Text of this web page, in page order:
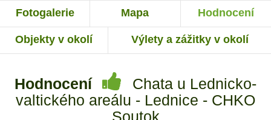
Fotogalerie Mapa Hodnocení
Objekty v okolí Výlety a zážitky v okolí
Hodnocení
Chata u Lednicko-
valtického areálu - Lednice - CHKO
Soutok